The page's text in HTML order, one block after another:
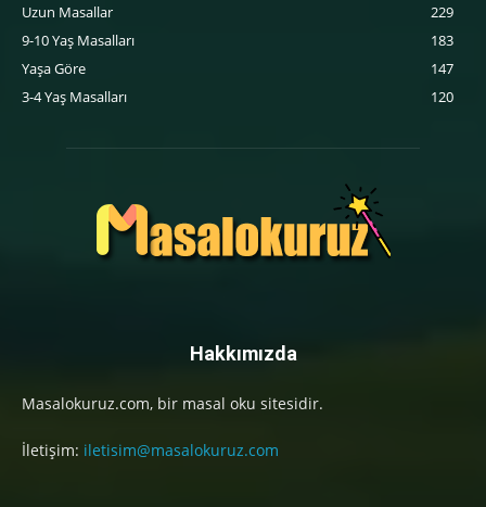
Uzun Masallar
229
9-10 Yaş Masalları
183
Yaşa Göre
147
3-4 Yaş Masalları
120
Hakkımızda
Masalokuruz.com, bir masal oku sitesidir.
İletişim: iletisim@masalokuruz.com